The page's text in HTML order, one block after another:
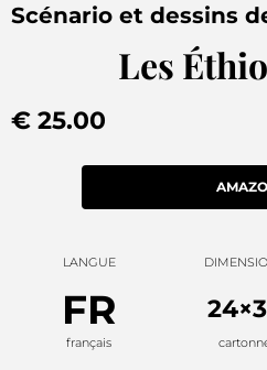
Scénario et dessins
Les
€ 25.00
LANGUE
FR
français